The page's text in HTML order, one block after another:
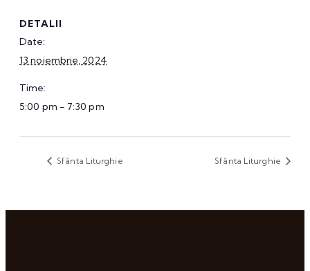
DETALII
Date:
13 noiembrie, 2024
Time:
5:00 pm - 7:30 pm
Sfânta Liturghie Sfânta Liturghie